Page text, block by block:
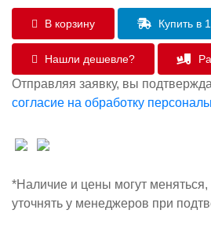
В корзину Купить в
Нашли дешевле?
Отправляя заявку, вы
согласие на обработку
*Наличие и цены могут
уточнять у менеджеров при